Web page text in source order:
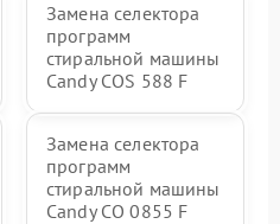
Замена селектора
программ
стиральной машины
Candy COS 588 F
Замена селектора
программ
стиральной машины
Candy CO 0855 F